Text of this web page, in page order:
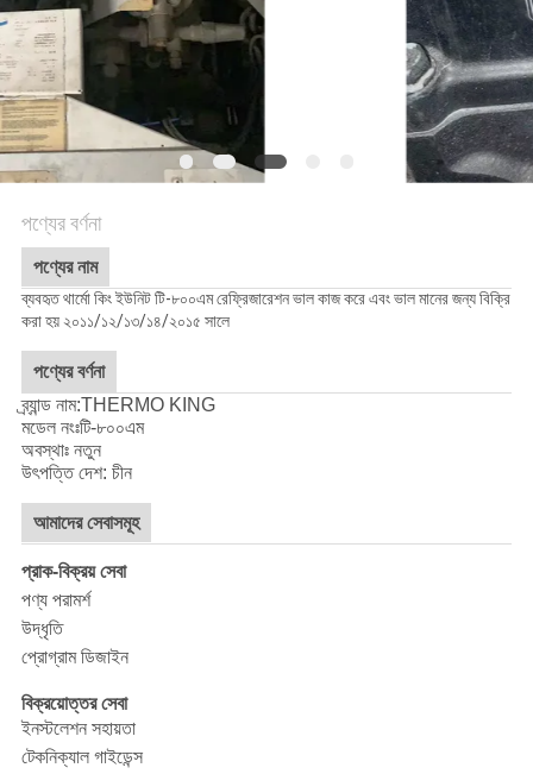
গোপনীয়তা
নীতি
পণ্যের বর্ণনা
পণ্যের নাম
ব্যবহৃত থার্মো কিং ইউনিট টি-৮০০এম রেফ্রিজারেশন ভাল কাজ করে এবং ভাল মানের জন্য বিক্রি
করা হয় ২০১১/১২/১৩/১৪/২০১৫ সালে
পণ্যের বর্ণনা
ব্র্যান্ড নাম:THERMO KING
মডেল নংঃটি-৮০০এম
অবস্থাঃ নতুন
উৎপত্তি দেশ: চীন
আমাদের সেবাসমূহ
প্রাক-বিক্রয় সেবা
পণ্য পরামর্শ
উদ্ধৃতি
প্রোগ্রাম ডিজাইন
বিক্রয়োত্তর সেবা
ইনস্টলেশন সহায়তা
টেকনিক্যাল গাইডেন্স